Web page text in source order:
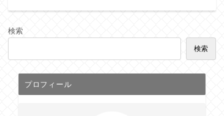
検索
検索
プロフィール